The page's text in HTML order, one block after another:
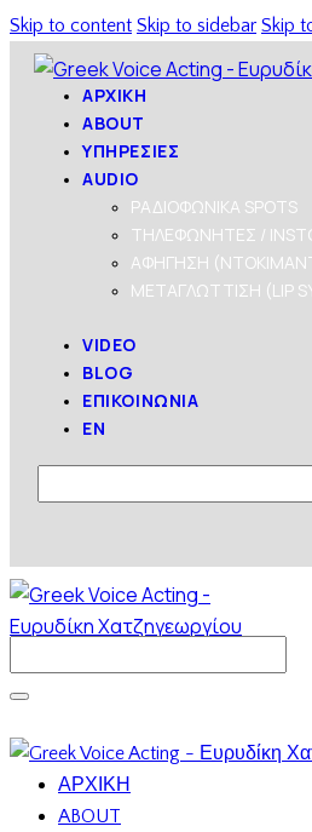
Skip to content Skip to sidebar Skip
ΑΡΧΙΚΗ
ABOUT
ΥΠΗΡΕΣΙΕΣ
AUDIO
ΡΑΔΙΟΦΩΝΙΚΑ SPOTS
ΤΗΛΕΦΩΝΗΤΕΣ /
ΑΦΗΓΗΣΗ
ΜΕΤΑΓΛΩΤΤΙΣΗ (LIP
VIDEO
BLOG
ΕΠΙΚΟΙΝΩΝΙΑ
EN
ΑΡΧΙΚΗ
ABOUT